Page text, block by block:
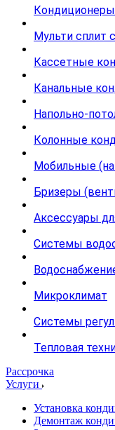
Кондиционеры
Мульти сплит
Кассетные
Канальные
Напольно-
Колонные
Мобильные
Бризеры
Аксессуары
Системы
Микроклимат
Системы
Тепловая
Рассрочка
Услуги
Установка
Демонтаж